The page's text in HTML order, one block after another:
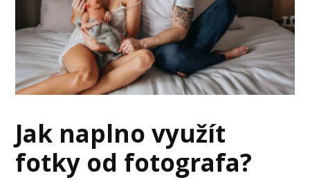
Jak naplno využít
fotky od fotografa?